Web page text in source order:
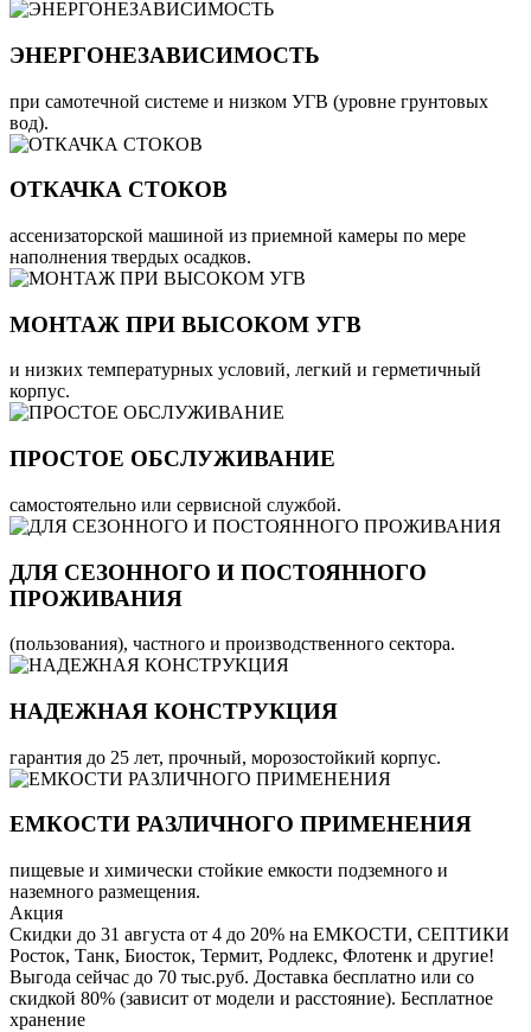
ЭНЕРГОНЕЗАВИСИМОСТЬ
при самотечной системе и низком УГВ (уровне грунтовых
вод).
ОТКАЧКА СТОКОВ
ассенизаторской машиной из приемной камеры по мере
наполнения твердых осадков.
МОНТАЖ ПРИ ВЫСОКОМ УГВ
и низких температурных условий, легкий и герметичный
корпус.
ПРОСТОЕ ОБСЛУЖИВАНИЕ
самостоятельно или сервисной службой.
ДЛЯ СЕЗОННОГО И ПОСТОЯННОГО
ПРОЖИВАНИЯ
(пользования), частного и производственного сектора.
НАДЕЖНАЯ КОНСТРУКЦИЯ
гарантия до 25 лет, прочный, морозостойкий корпус.
ЕМКОСТИ РАЗЛИЧНОГО ПРИМЕНЕНИЯ
пищевые и химически стойкие емкости подземного и
наземного размещения.
Акция
Скидки до 31 августа от 4 до 20% на ЕМКОСТИ, СЕПТИКИ
Росток, Танк, Биосток, Термит, Родлекс, Флотенк и другие!
Выгода сейчас до 70 тыс.руб. Доставка бесплатно или со
скидкой 80% (зависит от модели и расстояние). Бесплатное
хранение